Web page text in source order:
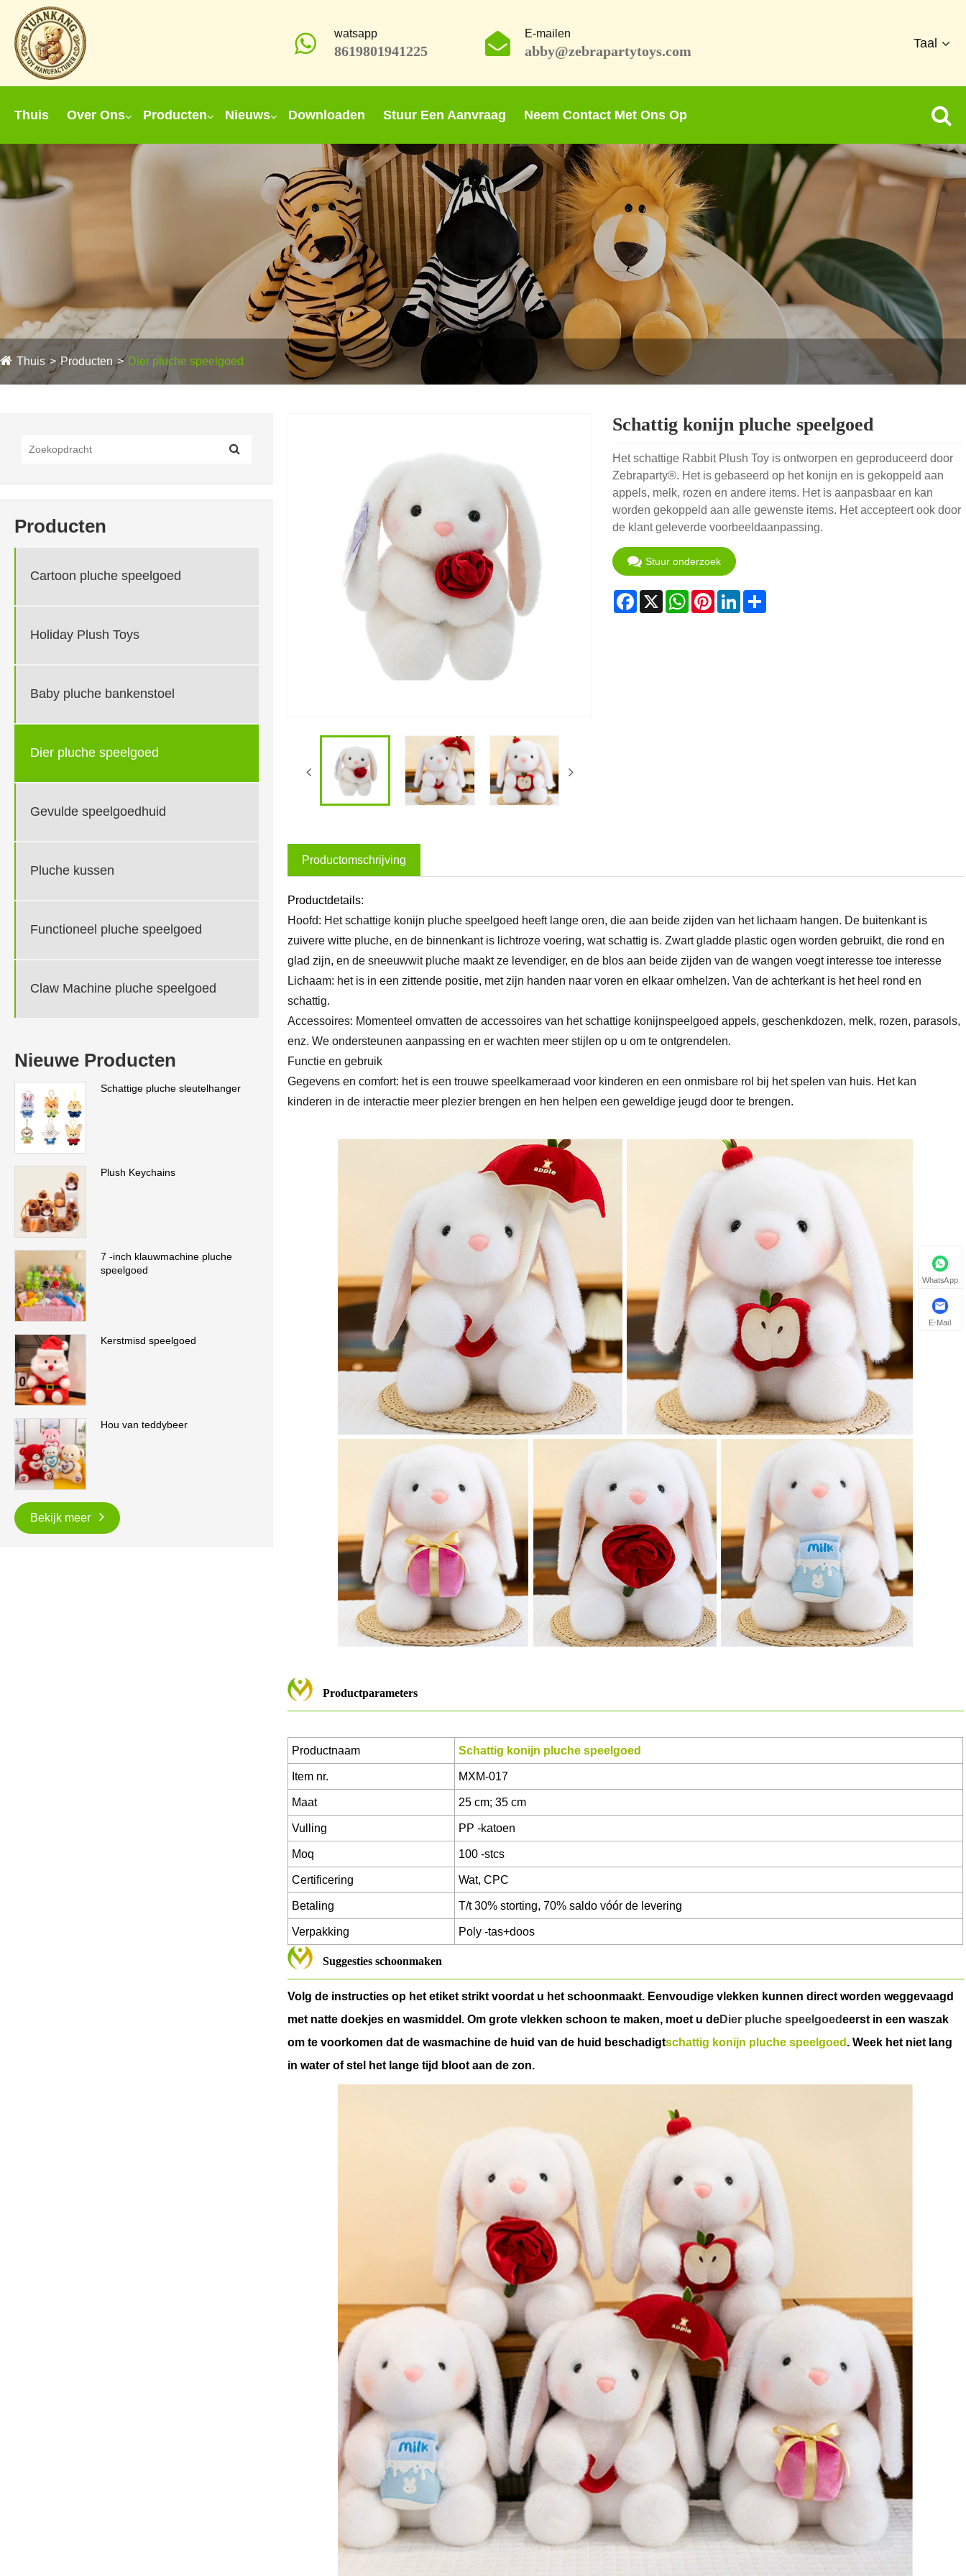
watsapp
8619801941225
E-mailen
abby@zebrapartytoys.com
Taal
Thuis Over Ons Producten Nieuws Downloaden Stuur Een Aanvraag Neem Contact Met Ons Op
Thuis Producten Dier pluche speelgoed
Producten
Cartoon pluche speelgoed
Holiday Plush Toys
Baby pluche bankenstoel
Dier pluche speelgoed
Gevulde speelgoedhuid
Pluche kussen
Functioneel pluche speelgoed
Claw Machine pluche speelgoed
Nieuwe Producten
Schattige pluche sleutelhanger
Plush Keychains
7 -inch klauwmachine pluche
speelgoed
Kerstmisd speelgoed
Hou van teddybeer
Bekijk meer
Schattig konijn pluche speelgoed
Het schattige Rabbit Plush Toy is ontworpen en geproduceerd door
Zebraparty®. Het is gebaseerd op het konijn en is gekoppeld aan
appels, melk, rozen en andere items. Het is aanpasbaar en kan
worden gekoppeld aan alle gewenste items. Het accepteert ook door
de klant geleverde voorbeeldaanpassing.
Stuur onderzoek
Facebook
X WhatsApp
PinterestLinkedInShare
Productomschrijving
Productdetails:
Hoofd: Het schattige konijn pluche speelgoed heeft lange oren, die aan beide zijden van het lichaam hangen. De buitenkant is
zuivere witte pluche, en de binnenkant is lichtroze voering, wat schattig is. Zwart gladde plastic ogen worden gebruikt, die rond en
glad zijn, en de sneeuwwit pluche maakt ze levendiger, en de blos aan beide zijden van de wangen voegt interesse toe interesse
Lichaam: het is in een zittende positie, met zijn handen naar voren en elkaar omhelzen. Van de achterkant is het heel rond en
schattig.
Accessoires: Momenteel omvatten de accessoires van het schattige konijnspeelgoed appels, geschenkdozen, melk, rozen, parasols,
enz. We ondersteunen aanpassing en er wachten meer stijlen op u om te ontgrendelen.
Functie en gebruik
Gegevens en comfort: het is een trouwe speelkameraad voor kinderen en een onmisbare rol bij het spelen van huis. Het kan
kinderen in de interactie meer plezier brengen en hen helpen een geweldige jeugd door te brengen.
Productparameters
Productnaam Schattig konijn pluche speelgoed
Item nr. MXM-017
Maat 25 cm; 35 cm
Vulling PP -katoen
Moq 100 -stcs
Certificering Wat, CPC
Betaling T/t 30% storting, 70% saldo vóór de levering
Verpakking Poly -tas+doos
Suggesties schoonmaken
Volg de instructies op het etiket strikt voordat u het schoonmaakt. Eenvoudige vlekken kunnen direct worden weggevaagd
met natte doekjes en wasmiddel. Om grote vlekken schoon te maken, moet u deDier pluche speelgoedeerst in een waszak
om te voorkomen dat de wasmachine de huid van de huid beschadigtschattig konijn pluche speelgoed . Week het niet lang
in water of stel het lange tijd bloot aan de zon.
WhatsApp
E-Mail